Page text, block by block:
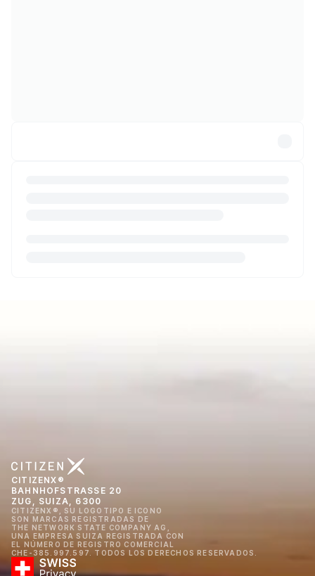
CITIZENX®
BAHNHOFSTRASSE 20
ZUG, SUIZA, 6300
CITIZENX®, SU LOGOTIPO E ICONO
SON MARCAS REGISTRADAS DE
THE NETWORK STATE COMPANY AG,
UNA EMPRESA SUIZA REGISTRADA CON
EL NÚMERO DE REGISTRO COMERCIAL
CHE-385.997.597. TODOS LOS DERECHOS RESERVADOS.